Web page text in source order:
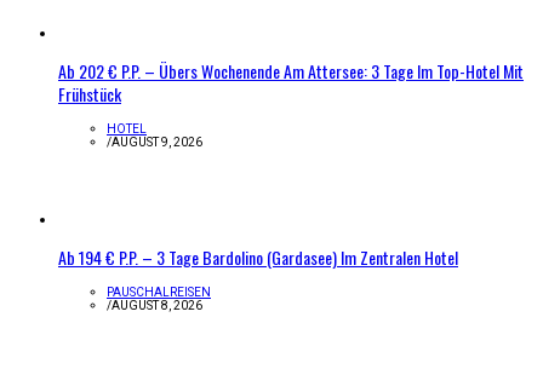
Ab 202 € P.P. – Übers Wochenende Am Attersee: 3 Tage Im Top-Hotel Mit
Frühstück
HOTEL
/AUGUST 9, 2026
Ab 194 € P.P. – 3 Tage Bardolino (Gardasee) Im Zentralen Hotel
PAUSCHALREISEN
/AUGUST 8, 2026